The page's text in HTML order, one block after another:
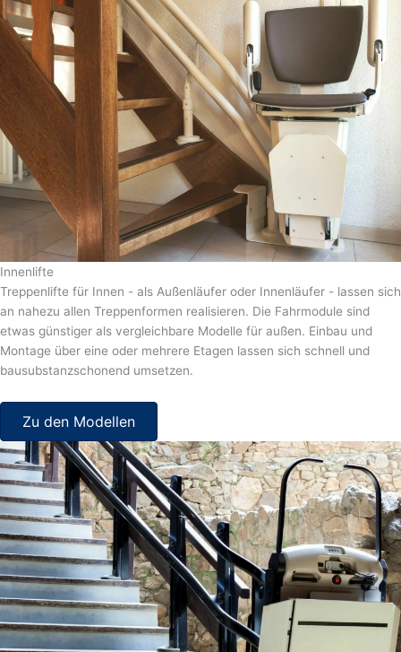
Innenlifte
Treppenlifte für Innen - als Außenläufer oder Innenläufer - lassen sich
an nahezu allen Treppenformen realisieren. Die Fahrmodule sind
etwas günstiger als vergleichbare Modelle für außen. Einbau und
Montage über eine oder mehrere Etagen lassen sich schnell und
bausubstanzschonend umsetzen.
Zu den Modellen